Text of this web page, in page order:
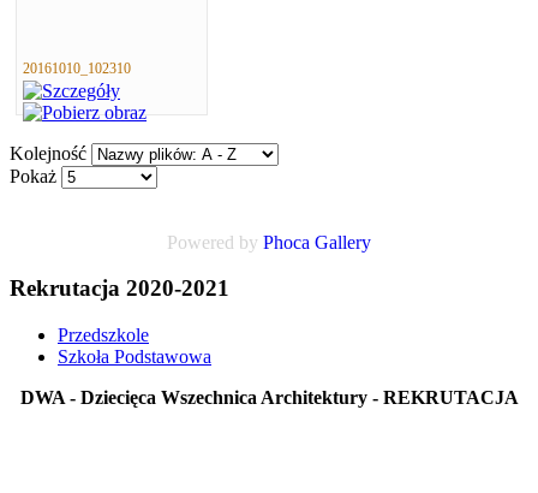
20161010_102310
Kolejność
Pokaż
Powered by Phoca Gallery
Rekrutacja 2020-2021
Przedszkole
Szkoła Podstawowa
DWA - Dziecięca Wszechnica Architektury - REKRUTACJA